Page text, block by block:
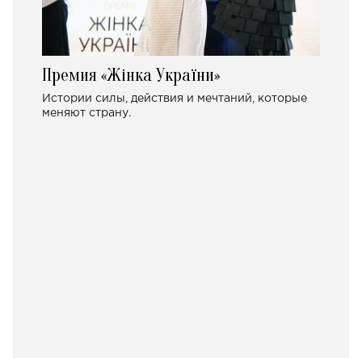
Премия «Жінка України»
Истории силы, действия и мечтаний, которые
меняют страну.